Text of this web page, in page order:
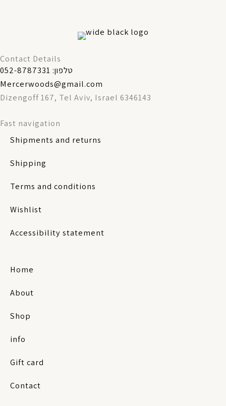
Contact Details
טלפון: 052-8787331
Mercerwoods@gmail.com
Dizengoff 167, Tel Aviv, Israel 6346143
Fast navigation
Shipments and returns
Shipping
Terms and conditions
Wishlist
Accessibility statement
Home
About
Shop
info
Gift card
Contact